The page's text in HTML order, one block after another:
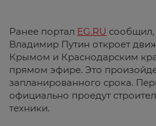
Ранее портал EG.RU сообщил,
Владимир Путин откроет
Крымом и Краснодарским
прямом эфире. Это
запланированного срока.
официально проедут
техники.